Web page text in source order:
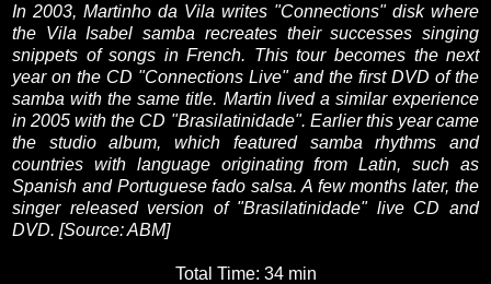
In 2003, Martinho da Vila writes "Connections" disk where
the Vila Isabel samba recreates their successes singing
snippets of songs in French. This tour becomes the next
year on the CD "Connections Live" and the first DVD of the
samba with the same title. Martin lived a similar experience
in 2005 with the CD "Brasilatinidade". Earlier this year came
the
studio album, which featured samba rhythms
and
countries with language originating from Latin,
such as
Spanish and Portuguese fado salsa. A few months later,the
singer released version of "Brasilatinidade" live CD and
DVD. [Source:ABM]
Total Time: 34 min